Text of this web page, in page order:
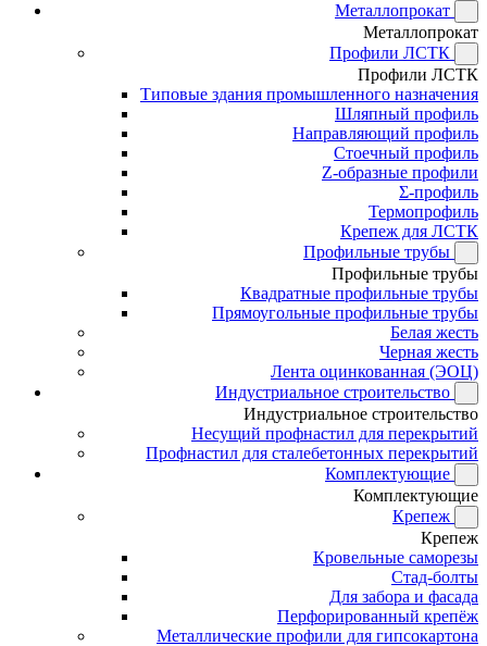
Металлопрокат
Металлопрокат
Профили ЛСТК
Профили ЛСТК
Типовые здания промышленного назначения
Шляпный профиль
Направляющий профиль
Стоечный профиль
Z-образные профили
Σ-профиль
Термопрофиль
Крепеж для ЛСТК
Профильные трубы
Профильные трубы
Квадратные профильные трубы
Прямоугольные профильные трубы
Белая жесть
Черная жесть
Лента оцинкованная (ЭОЦ)
Индустриальное строительство
Индустриальное строительство
Несущий профнастил для перекрытий
Профнастил для сталебетонных перекрытий
Комплектующие
Комплектующие
Крепеж
Крепеж
Кровельные саморезы
Стад-болты
Для забора и фасада
Перфорированный крепёж
Металлические профили для гипсокартона